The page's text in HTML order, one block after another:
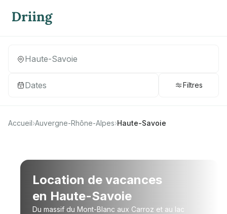
Dates Filtres
Accueil›Auvergne-Rhône-Alpes›Haute-Savoie
Location de vacances
en Haute-Savoie
Du massif du Mont-Blanc aux Carroz et au lac